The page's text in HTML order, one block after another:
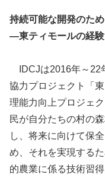
持続可能な開発のた
―東ティモールの経験
IDCJは2016年～22
協力プロジェクト「
理能力向上プロジェ
民が自分たちの村の
し、将来に向けて保
め、それを実現する
的農業に係る技術習